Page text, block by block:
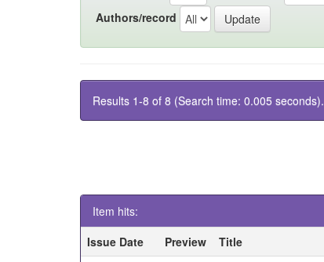
Authors/record
Results 1-8 of 8 (Search time: 0.005 seconds).
Item hits:
Issue Date
Preview Title